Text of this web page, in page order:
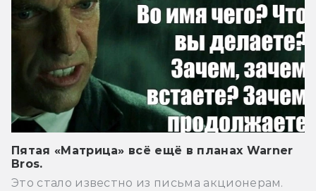
Пятая «Матрица» всё ещё в планах Warner
Bros.
Это стало известно из письма акционерам.